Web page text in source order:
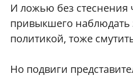
И ложью без стеснения
привыкшего наблюдать
политикой, тоже
Но подвиги